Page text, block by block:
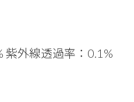
紫外線透過率：0.1%